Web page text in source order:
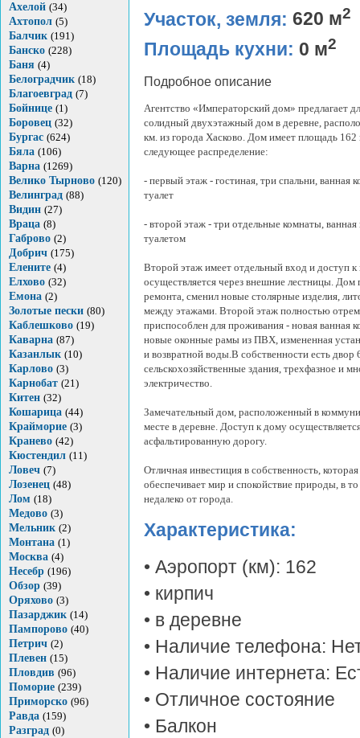
Ахелой (34)
Ахтопол (5)
Балчик (191)
Банско (228)
Баня (4)
Белоградчик (18)
Благоевград (7)
Бойнице (1)
Боровец (32)
Бургас (624)
Бяла (106)
Варна (1269)
Велико Тырново (120)
Велинград (88)
Видин (27)
Враца (8)
Габрово (2)
Добрич (175)
Елените (4)
Елхово (32)
Емона (2)
Золотые пески (80)
Каблешково (19)
Каварна (87)
Казанлык (10)
Карлово (3)
Карнобат (21)
Китен (32)
Кошарица (44)
Крайморие (3)
Кранево (42)
Кюстендил (11)
Ловеч (7)
Лозенец (48)
Лом (18)
Медово (3)
Мельник (2)
Монтана (1)
Москва (4)
Несебр (196)
Обзор (39)
Оряхово (3)
Пазарджик (14)
Пампорово (40)
Петрич (2)
Плевен (15)
Пловдив (96)
Поморие (239)
Приморско (96)
Равда (159)
Разград (0)
Участок, земля: 620 м2
Площадь кухни: 0 м2
Подробное описание
Агентство «Императорский дом» предлагает
солидный двухэтажный дом в деревне,
км. из города Хасково. Дом имеет площадь 162
следующее распределение:
- первый этаж - гостиная, три спальни, ванная
туалет
- второй этаж - три отдельные комнаты, ванная
туалетом
Второй этаж имеет отдельный вход и доступ к
осуществляется через внешние лестницы. Дом
ремонта, сменил новые столярные изделия,
между этажами. Второй этаж полностью
приспособлен для проживания - новая ванная
новые оконные рамы из ПВХ, измененная
и возвратной воды.В собственности есть двор
сельскохозяйственные здания, трехфазное и
электричество.
Замечательный дом, расположенный в
месте в деревне. Доступ к дому
асфальтированную дорогу.
Отличная инвестиция в собственность, которая
обеспечивает мир и спокойствие природы, в
недалеко от города.
Характеристика:
• Аэропорт (км): 162
• кирпич
• в деревне
• Наличие телефона:
• Наличие интернета:
• Отличное состояние
• Балкон